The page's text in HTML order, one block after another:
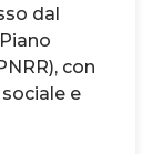
dal
con
e